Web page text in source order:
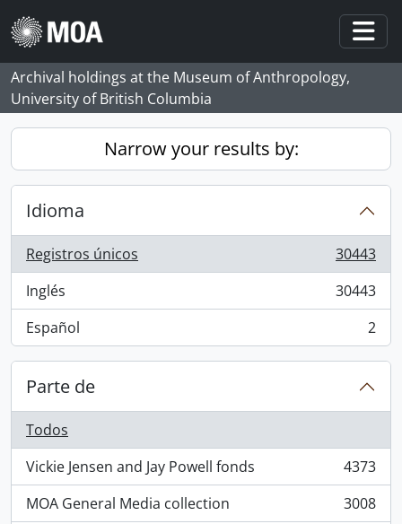
Skip to main content
Archival holdings at the Museum of Anthropology,
University of British Columbia
Narrow your results by:
Idioma
Registros únicos
, 30443 resultados
30443
Inglés
, 30443 resultados
30443
Español
, 2 resultados 2
Parte de
Todos
Vickie Jensen and Jay Powell fonds
, 4373 resultados
4373
MOA General Media collection
, 3008 resultados
3008